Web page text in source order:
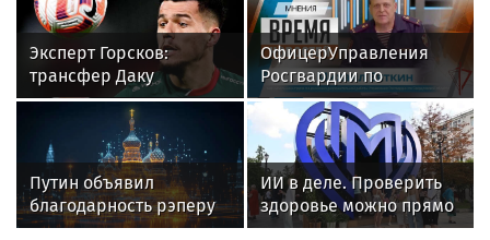
Эксперт Горсков:
трансфер Даку
спорный, его характер
может подвести
«Спартак»
ОфицерУправления
Росгвардии по
Свердловскойобласти
стал гостем передачи в
эфиретелекомпании
«Телекон»
Путин объявил
благодарность рэперу
ST за достижения в
ИИ в деле. Проверить
здоровье можно прямо
на улицах Москвы